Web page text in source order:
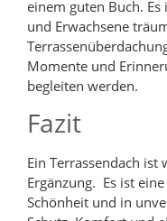
einem guten Buch.
und Erwachsene
Momente und
begleiten werden.
Fazit
Ein Terrassendach
Ergänzung. Es ist
Schönheit und in